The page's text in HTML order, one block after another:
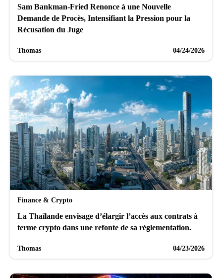
Sam Bankman-Fried Renonce à une Nouvelle
Demande de Procès, Intensifiant la Pression pour la
Récusation du Juge
Thomas 04/24/2026
Finance & Crypto
La Thaïlande envisage d’élargir l’accès aux contrats à
terme crypto dans une refonte de sa réglementation.
Thomas 04/23/2026